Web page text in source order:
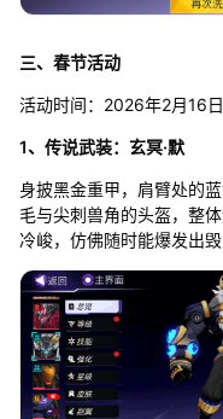
三、春节活动
活动时间：2026年2月16
1、传说武装：玄冥·默
身披黑金重甲，肩臂处的
毛与尖刺兽角的头盔，整
冷峻，仿佛随时能爆发出毁